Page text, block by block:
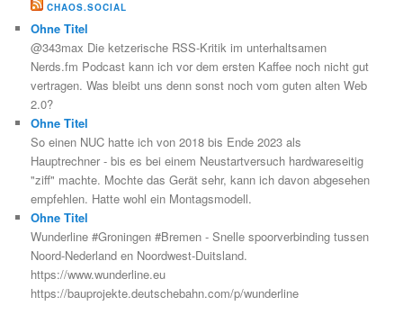
CHAOS.SOCIAL
Ohne Titel
@343max Die ketzerische RSS-Kritik im unterhaltsamen
Nerds.fm Podcast kann ich vor dem ersten Kaffee noch nicht gut
vertragen. Was bleibt uns denn sonst noch vom guten alten Web
2.0?
Ohne Titel
So einen NUC hatte ich von 2018 bis Ende 2023 als
Hauptrechner - bis es bei einem Neustartversuch hardwareseitig
"ziff" machte. Mochte das Gerät sehr, kann ich davon abgesehen
empfehlen. Hatte wohl ein Montagsmodell.
Ohne Titel
Wunderline #Groningen #Bremen - Snelle spoorverbinding tussen
Noord-Nederland en Noordwest-Duitsland.
https://www.wunderline.eu
https://bauprojekte.deutschebahn.com/p/wunderline